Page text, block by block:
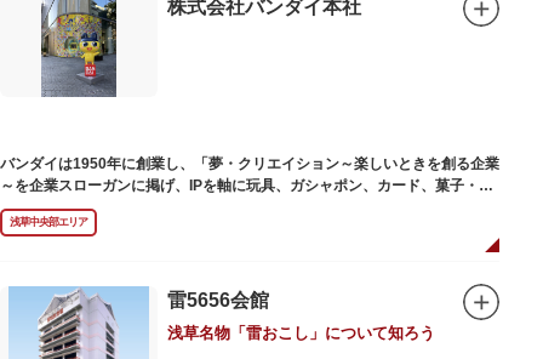
株式会社バンダイ本社
バンダイは1950年に創業し、「夢・クリエイション～楽しいときを創る企業
～を企業スローガンに掲げ、IPを軸に玩具、ガシャポン、カード、菓子・食
品・食玩、アパレル、日用雑貨など、お客さまの身近で楽しんでいただける
エンターテインメントをお届けしています。
浅草中央部エリア
雷5656会館
浅草名物「雷おこし」について知ろう